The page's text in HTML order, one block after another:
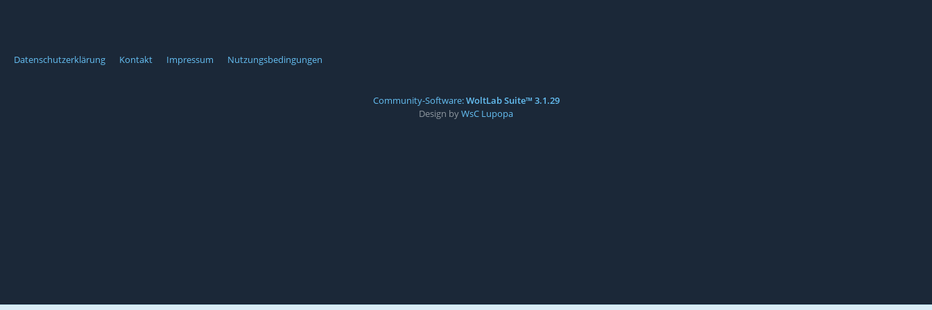
Datenschutzerklärung Kontakt Impressum Nutzungsbedingungen
Community-Software:WoltLab Suite™ 3.1.29
Design byWsC Lupopa